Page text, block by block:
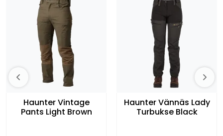
Haunter Vintage
Pants Light Brown
Haunter Vännäs Lady
Turbukse Black